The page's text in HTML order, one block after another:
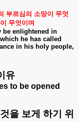
부르심의 소망이
무엇
무엇이며
be enlightened in
he has called
in his holy people,
유
to be opened
것을 보게 하기
위